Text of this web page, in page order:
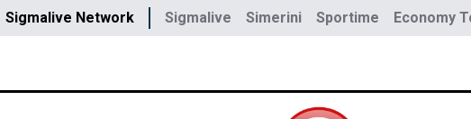
Sigmalive Network Sigmalive Simerini Sportime Economy